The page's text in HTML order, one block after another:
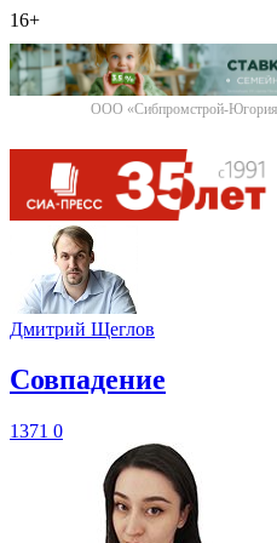
16+
ООО «Сибпромстрой-
Дмитрий Щеглов
​Совпадение
1371 0